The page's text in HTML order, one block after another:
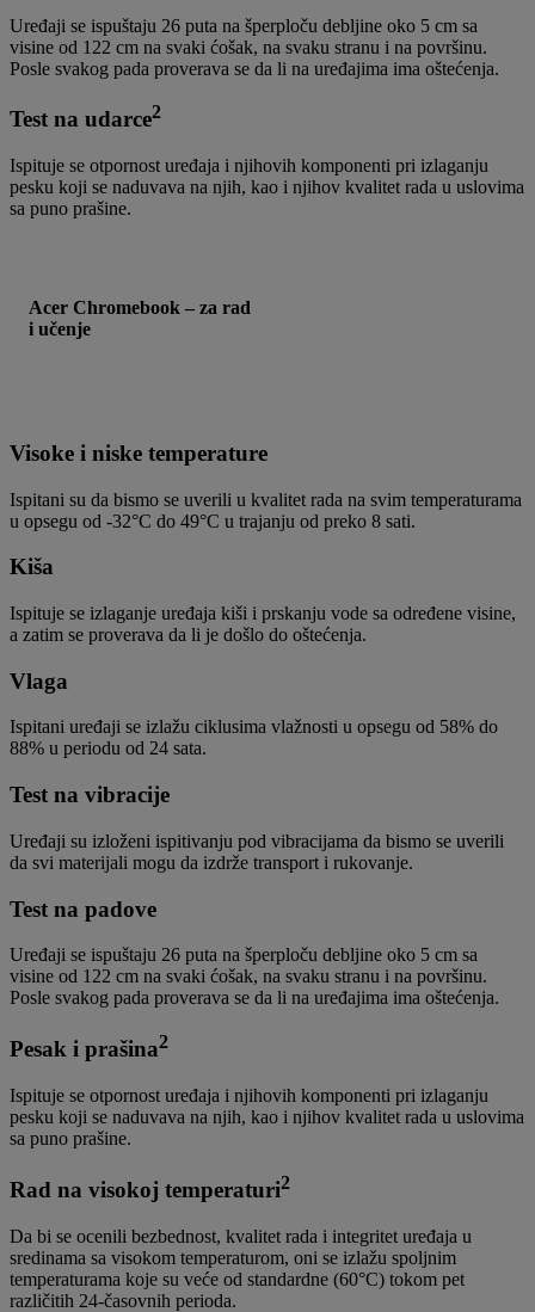
Uređaji se ispuštaju 26 puta na šperploču debljine oko 5 cm sa
visine od 122 cm na svaki ćošak, na svaku stranu i na površinu.
Posle svakog pada proverava se da li na uređajima ima oštećenja.
Test na udarce2
Ispituje se otpornost uređaja i njihovih komponenti pri izlaganju
pesku koji se naduvava na njih, kao i njihov kvalitet rada u uslovima
sa puno prašine.
Acer Chromebook – za rad
i učenje
Visoke i niske temperature
Ispitani su da bismo se uverili u kvalitet rada na svim temperaturama
u opsegu od -32°C do 49°C u trajanju od preko 8 sati.
Kiša
Ispituje se izlaganje uređaja kiši i prskanju vode sa određene visine,
a zatim se proverava da li je došlo do oštećenja.
Vlaga
Ispitani uređaji se izlažu ciklusima vlažnosti u opsegu od 58% do
88% u periodu od 24 sata.
Test na vibracije
Uređaji su izloženi ispitivanju pod vibracijama da bismo se uverili
da svi materijali mogu da izdrže transport i rukovanje.
Test na padove
Uređaji se ispuštaju 26 puta na šperploču debljine oko 5 cm sa
visine od 122 cm na svaki ćošak, na svaku stranu i na površinu.
Posle svakog pada proverava se da li na uređajima ima oštećenja.
Pesak i prašina2
Ispituje se otpornost uređaja i njihovih komponenti pri izlaganju
pesku koji se naduvava na njih, kao i njihov kvalitet rada u uslovima
sa puno prašine.
Rad na visokoj temperaturi2
Da bi se ocenili bezbednost, kvalitet rada i integritet uređaja u
sredinama sa visokom temperaturom, oni se izlažu spoljnim
temperaturama koje su veće od standardne (60°C) tokom pet
različitih 24-časovnih perioda.